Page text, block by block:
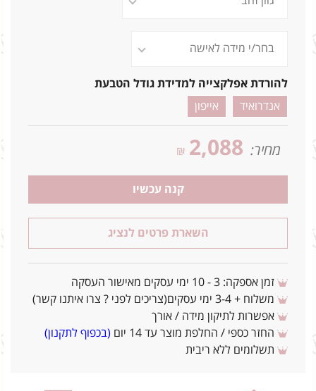
להורדת אפלקצייה למדידת גודל הטבעת
אנדרואיד
אייפון
מחיר: 2,088
₪
קנה עכשיו
השארת פרטים לנציג
זמן אספקה: 3 - 10 ימי עסקים מאישור העסקה
משלוח + 3-4 ימי עסקים(צריכים לפני ? צרו איתנו קשר)
אפשרות לתיקון מידה / אורך
החזר כספי / החלפת מוצר עד 14 יום
(בכפוף לתקנון)
תשלומים ללא ריבית